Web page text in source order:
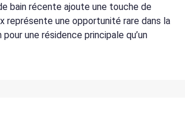
bain récente ajoute une touche de
représente une opportunité rare dans la
une résidence principale qu’un